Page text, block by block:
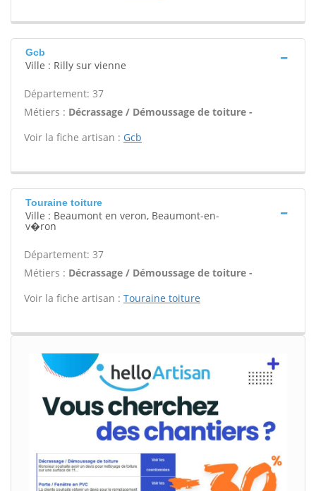
Gcb
Ville : Rilly sur vienne
Département: 37
Métiers : Décrassage / Démoussage de toiture -
Voir la fiche artisan : Gcb
Touraine toiture
Ville : Beaumont en veron, Beaumont-en-
v�ron
Département: 37
Métiers : Décrassage / Démoussage de toiture -
Voir la fiche artisan : Touraine toiture